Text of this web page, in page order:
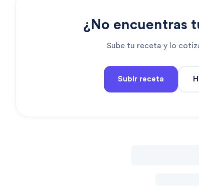
¿No encuentras
Sube tu receta y lo
Subir receta